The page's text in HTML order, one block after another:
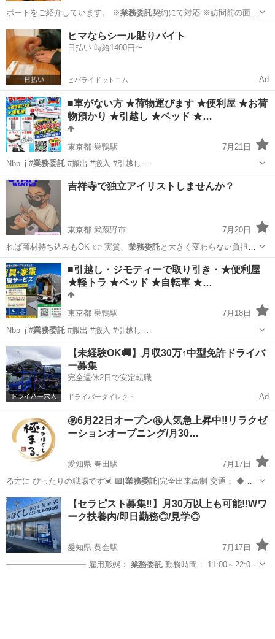
ポートをご紹介しています。 ※業務委託契約にて対応 ※訪問前の面
談・相談…
東京 新宿区 家事代行 ラク
ヒマならシール貼りバイト
日払い 時給1400円〜
ヒバライドットコム Ad
■車がない方 ★荷物運びます ★便利屋 ★お荷
物預かり ★引越し ★ベッド ★…
東京都 巣鴨駅
7月21日
Nbp_j #業務委託#搬出 #搬入 #引越し …
東京 文京区 巣鴨駅 引っ越し 遺品整理士
吉祥寺で独立アイリストしませんか？
東京都 武蔵野市
7月20日
れば商材持ち込みもOK 👉 実質、 業務委託と大きく変わらない負担で
“自分の…
東京 武蔵野市 その他
■引越し・ジモティーで取り引き・★便利屋
★軽トラ ★ベッド ★自転車 ★…
東京都 巣鴨駅
7月18日
Nbp_j #業務委託#搬出 #搬入 #引越し …
東京 文京区 巣鴨駅 引っ越し 軽トラ
【未経験OK🚚】月収30万↑中型免許ドライバ
ー募集
完全週休2日で安定転職
ドライバーダイレクト Ad
㊗️6月22日オープン㊗️人気急上昇中‼️リラクゼ
ーションオープニング/月30…
愛知県 春田駅
7月17日
る方に ぴったりの職場です💓 🟩[業務委託]完全出来高制 交通： ◆車
通勤:…
愛知 名古屋市 春田駅 ボディケア 無料
【セラピスト募集‼️】月30万以上も可能‼️Wワ
ーク扶養内/即日勤務◎/見学◎
愛知県 黄金駅
7月17日
━━━━━━━━━━ 雇用形態： 業務委託 勤務時間： 11:00～22:0…